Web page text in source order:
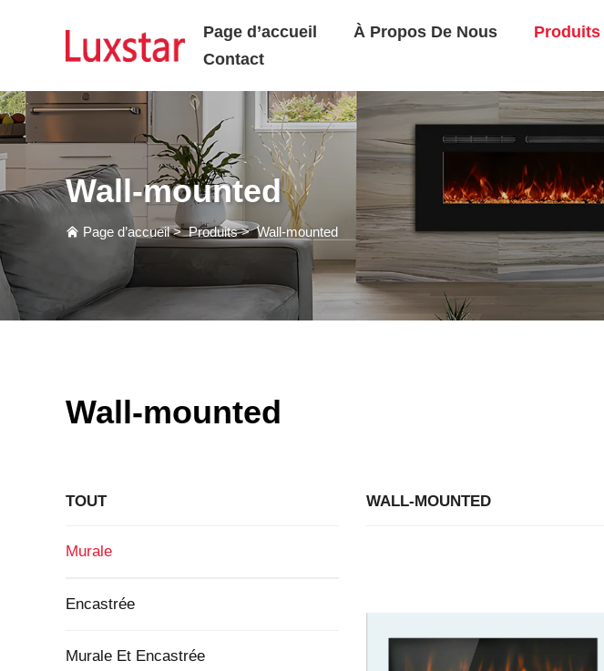
Page d’accueil À Propos De Nous Produits
Contact
Wall-mounted
Page d’accueil>Produits>Wall-mounted
Wall-mounted
TOUT
Murale
Encastrée
Murale Et Encastrée
WALL-MOUNTED